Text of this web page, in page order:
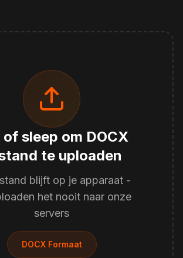
of sleep om DOCX
te uploaden
blijft op je apparaat -
het nooit naar onze
servers
DOCX Formaat